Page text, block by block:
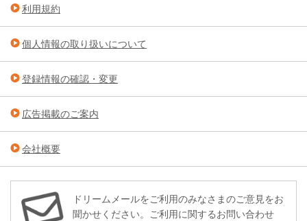
利用規約
個人情報の取り扱いについて
登録情報の確認・変更
広告掲載のご案内
会社概要
ドリームメールをご利用のみなさまのご意見をお
聞かせください。ご利用に関するお問い合わせ